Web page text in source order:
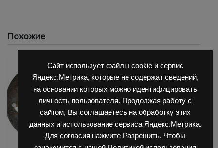
Сайт использует файлы cookie и сервис
Яндекс.Метрика, которые не содержат сведений,
на основании которых можно идентифицировать
личность пользователя. Продолжая работу с
сайтом, Вы соглашаетесь на обработку этих
данных и использование сервиса Яндекс.Метрика.
Для согласия нажмите Разрешить. Чтобы
Похожие